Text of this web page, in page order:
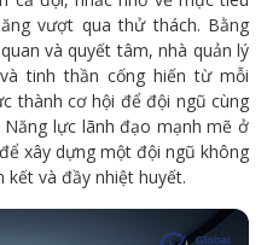
vượt qua thử thách. Bằng
và quyết tâm, nhà quản lý
tinh thần cống hiến từ mỗi
thành cơ hội để đội ngũ cùng
lực lãnh đạo mạnh mẽ ở
xây dựng một đội ngũ không
kết và đầy nhiệt huyết.